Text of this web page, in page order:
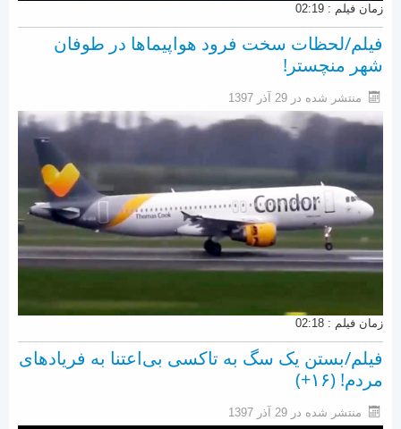
زمان فیلم : 02:19
فیلم/لحظات سخت فرود هواپیماها در طوفان
شهر منچستر!
منتشر شده در 29 آذر 1397
زمان فیلم : 02:18
فیلم/بستن یک سگ به تاکسی بی‌اعتنا به فریادهای
مردم! (۱۶+)
منتشر شده در 29 آذر 1397